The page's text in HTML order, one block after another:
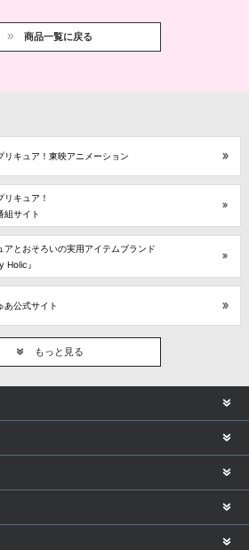
商品一覧に戻る
リキュア！東映アニメーション
リキュア！
組サイト
アとおそろいの実用アイテムブランド
Holic』
あ公式サイト
もっと見る